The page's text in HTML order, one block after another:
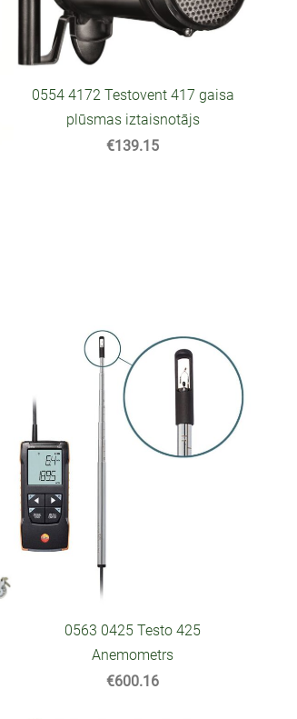
0554 4172 Testovent 417 gaisa
plūsmas iztaisnotājs
€139.15
0563 0425 Testo 425
Anemometrs
€600.16